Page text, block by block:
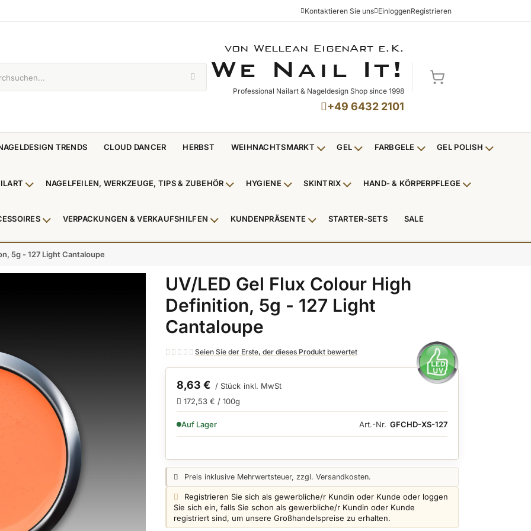
Kontaktieren Sie uns EinloggenRegistrieren
von Wellean EigenArt e.K.
WE NAIL IT!
W E N AIL I T !
Professional Nailart & Nageldesign Shop since 1998
+49 6432 2101
Mein Warenkorb
TRENDS CLOUD DANCER HERBST WEIHNACHTSMARKT Untermenü Weihnachtsmarkt anzeigen
GEL Untermenü Gel anzeigen
FARBGELE Untermenü Farbgele
GEL POLISH
Nagellack & Flüssigkeiten anzeigen
Untermenü NailArt anzeigen
NAGELFEILEN, WERKZEUGE, TIPS & ZUBEHÖR Untermenü Nagelfeilen, Werkzeuge, Tips & Zubehör anzeigen
HYGIENE Untermenü Hygiene anzeigen
SKINTRIX Untermenü Skintrix anzeigen
HAND- & KÖRPERPFLEGE Untermenü
& Zehenringe anzeigen
Untermenü Beauty Accessoires anzeigen
VERPACKUNGEN & VERKAUFSHILFEN Untermenü Verpackungen & Verkaufshilfen anzeigen
KUNDENPRÄSENTE Untermenü Kundenpräsente anzeigen
STARTER-SETS SALE
5g - 127 Light Cantaloupe
UV/LED Gel Flux Colour High
Definition, 5g - 127 Light
Cantaloupe
Seien Sie der Erste, der dieses Produkt bewertet
8,63 € / Stück inkl. MwSt
172,53 € / 100g
VERFÜGBARKEIT:
Auf Lager Art.-Nr. GFCHD-XS-127
Preisangabe:
Preis inklusive Mehrwertsteuer, zzgl. Versandkosten.
Login info:
Registrieren Sie sich als gewerbliche/r Kundin oder Kunde oder loggen
Sie sich ein, falls Sie schon als gewerbliche/r Kundin oder Kunde
registriert sind, um unsere Großhandelspreise zu erhalten.